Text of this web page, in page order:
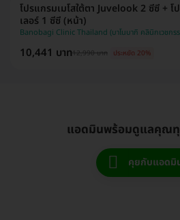
โปรแกรมเมโสใต้ตา Juvelook 2 ซีซี +
เลอร์ 1 ซีซี (หน้า)
Banobagi Clinic Thailand (บาโนบากิ คลินิกเวชกร
10,441 บาท12,990 บาท ประหยัด 20%
แอดมินพร้อมดูแลคุณทุ
คุยกับแอดมิ